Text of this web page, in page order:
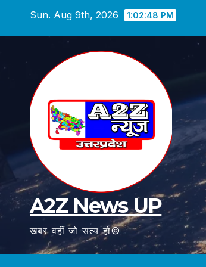
Sun. Aug 9th, 2026 1:02:49 PM
A2Z News UP
खबर वहीं जो सत्य हो©